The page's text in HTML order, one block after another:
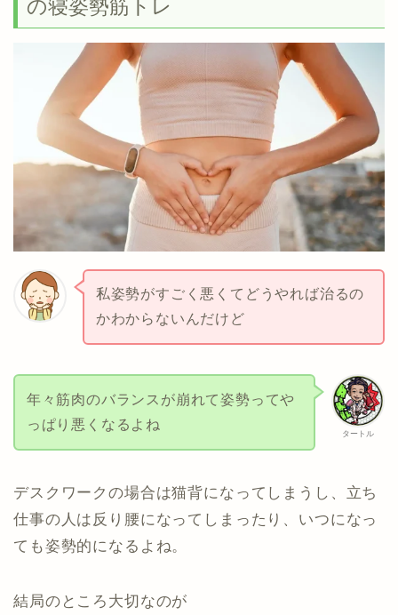
の寝姿勢筋トレ
私姿勢がすごく悪くてどうやれば治るの
かわからないんだけど
タートル
年々筋肉のバランスが崩れて姿勢ってや
っぱり悪くなるよね
デスクワークの場合は猫背になってしまうし、立ち
仕事の人は反り腰になってしまったり、いつになっ
ても姿勢的になるよね。
結局のところ大切なのが